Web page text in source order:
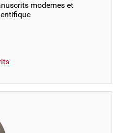
modernes et